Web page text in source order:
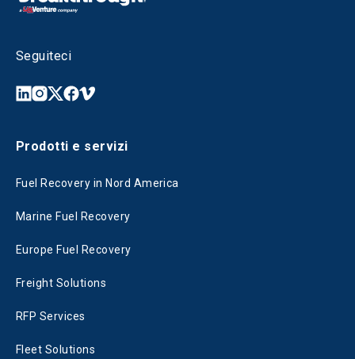
Seguiteci
Prodotti e servizi
Fuel Recovery in Nord America
Marine Fuel Recovery
Europe Fuel Recovery
Freight Solutions
RFP Services
Fleet Solutions